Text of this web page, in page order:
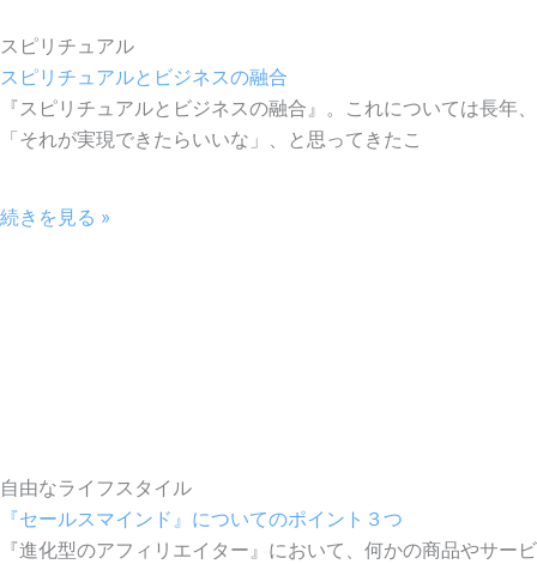
スピリチュアル
スピリチュアルとビジネスの融合
『スピリチュアルとビジネスの融合』。これについては長年、
「それが実現できたらいいな」、と思ってきたこ
続きを見る »
自由なライフスタイル
『セールスマインド』についてのポイント３つ
『進化型のアフィリエイター』において、何かの商品やサービ